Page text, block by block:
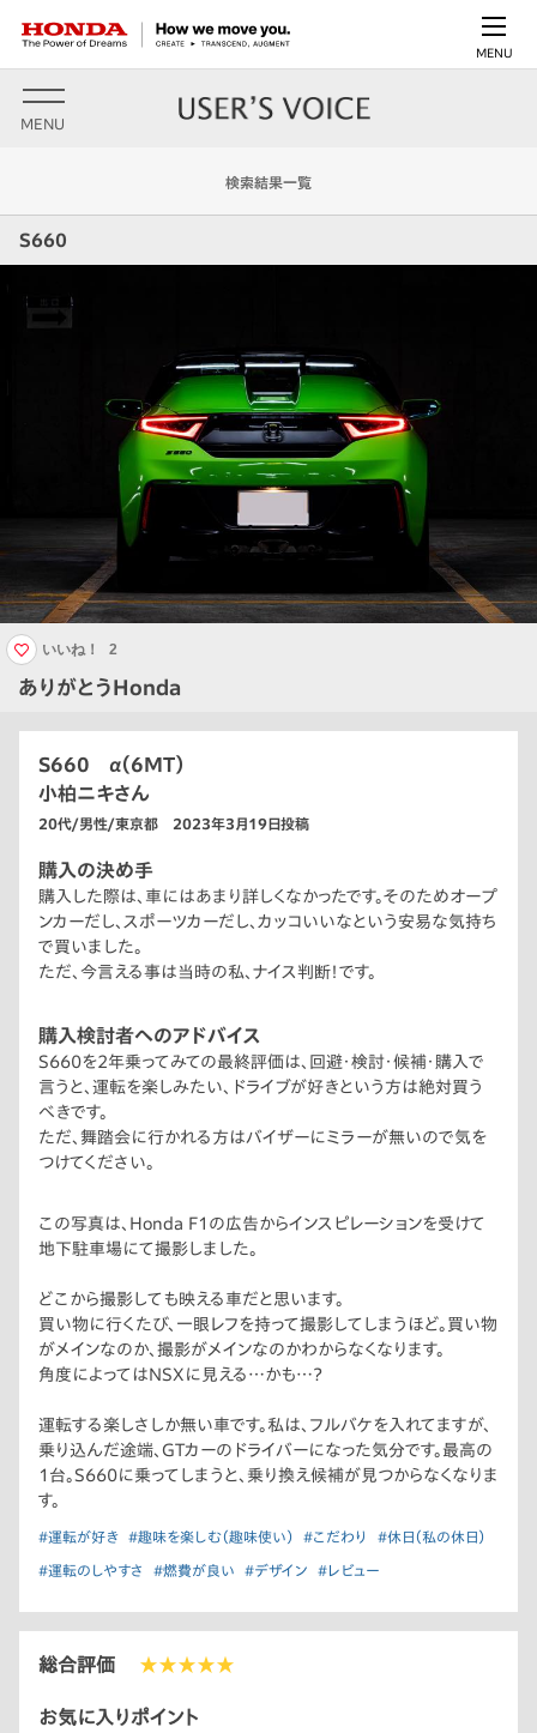
MENU
MENU
検索結果一覧
S660
ありがとうHonda
いいね！ 2
S660 α（6MT）
小柏ニキさん
20代/男性/東京都 2023年3月19日投稿
購入の決め手
購入した際は、車にはあまり詳しくなかったです。そのためオープ
ンカーだし、スポーツカーだし、カッコいいなという安易な気持ち
で買いました。
ただ、今言える事は当時の私、ナイス判断！です。
購入検討者へのアドバイス
S660を2年乗ってみての最終評価は、回避・検討・候補・購入で
言うと、運転を楽しみたい、ドライブが好きという方は絶対買う
べきです。
ただ、舞踏会に行かれる方はバイザーにミラーが無いので気を
つけてください。
この写真は、Honda F1の広告からインスピレーションを受けて
地下駐車場にて撮影しました。
どこから撮影しても映える車だと思います。
買い物に行くたび、一眼レフを持って撮影してしまうほど。買い物
がメインなのか、撮影がメインなのかわからなくなります。
角度によってはNSXに見える…かも…？
運転する楽しさしか無い車です。私は、フルバケを入れてますが、
乗り込んだ途端、GTカーのドライバーになった気分です。最高の
1台。S660に乗ってしまうと、乗り換え候補が見つからなくなりま
す。
#運転が好き #趣味を楽しむ（趣味使い） #こだわり #休日（私の休日）
#運転のしやすさ #燃費が良い #デザイン #レビュー
総合評価 ★★★★★
お気に入りポイント